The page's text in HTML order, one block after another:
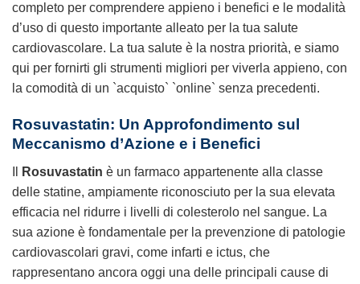
completo per comprendere appieno i benefici e le modalità
d’uso di questo importante alleato per la tua salute
cardiovascolare. La tua salute è la nostra priorità, e siamo
qui per fornirti gli strumenti migliori per viverla appieno, con
la comodità di un `acquisto` `online` senza precedenti.
Rosuvastatin: Un Approfondimento sul
Meccanismo d’Azione e i Benefici
Rosuvastatin è un farmaco appartenente alla classe
delle statine, ampiamente riconosciuto per la sua elevata
efficacia nel ridurre i livelli di colesterolo nel sangue. La
sua azione è fondamentale per la prevenzione di patologie
cardiovascolari gravi, come infarti e ictus, che
rappresentano ancora oggi una delle principali cause di